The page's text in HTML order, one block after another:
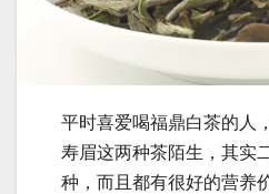
平时喜爱喝福鼎白茶的人
寿眉这两种茶陌生，其实
种，而且都有很好的营养